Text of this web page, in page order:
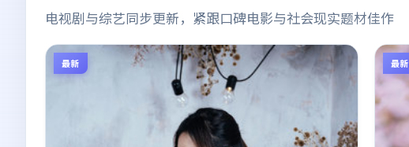
电视剧与综艺同步更新，紧跟口碑电影与社会现实题材佳作
最新 最新